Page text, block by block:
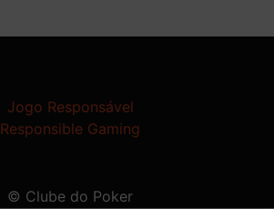
Jogo Responsável
Responsible Gaming
© Clube do Poker